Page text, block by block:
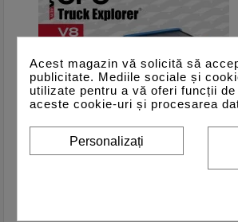
Acest magazin vă solicită să
publicitate. Mediile sociale și
utilizate pentru a vă oferi funcții
aceste cookie-uri și procesarea
Personalizați